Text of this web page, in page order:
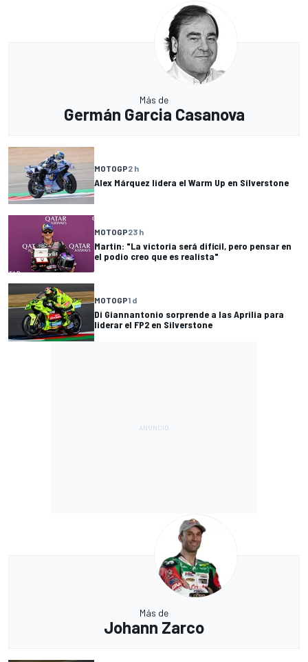
Más de
Germán Garcia Casanova
MOTOGP2 h
Alex Márquez lidera el Warm Up en Silverstone
MOTOGP23 h
Martin: "La victoria será difícil, pero pensar en
el podio creo que es realista"
MOTOGP1 d
Di Giannantonio sorprende a las Aprilia para
liderar el FP2 en Silverstone
Más de
Johann Zarco